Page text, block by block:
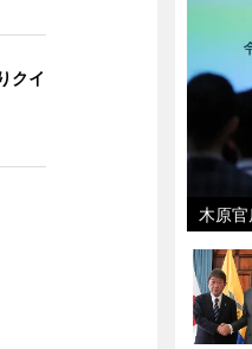
クイ
木原官